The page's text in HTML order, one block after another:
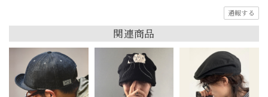
通報する
関連商品